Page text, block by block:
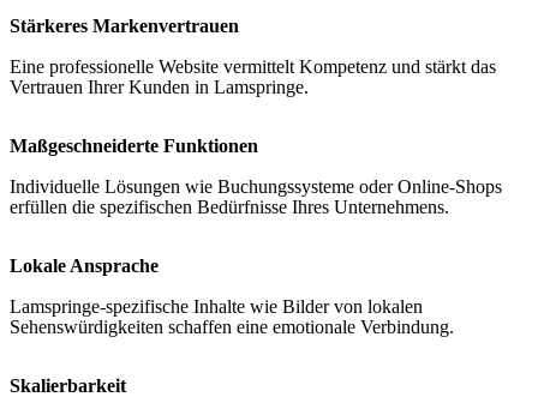
Stärkeres Markenvertrauen
Eine professionelle Website vermittelt Kompetenz und stärkt das
Vertrauen Ihrer Kunden in Lamspringe.
Maßgeschneiderte Funktionen
Individuelle Lösungen wie Buchungssysteme oder Online-Shops
erfüllen die spezifischen Bedürfnisse Ihres Unternehmens.
Lokale Ansprache
Lamspringe-spezifische Inhalte wie Bilder von lokalen
Sehenswürdigkeiten schaffen eine emotionale Verbindung.
Skalierbarkeit